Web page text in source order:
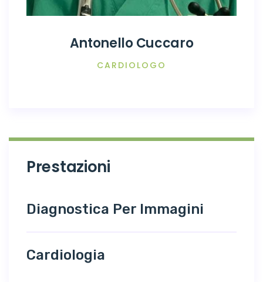
Antonello Cuccaro
CARDIOLOGO
Prestazioni
Diagnostica Per Immagini
Cardiologia